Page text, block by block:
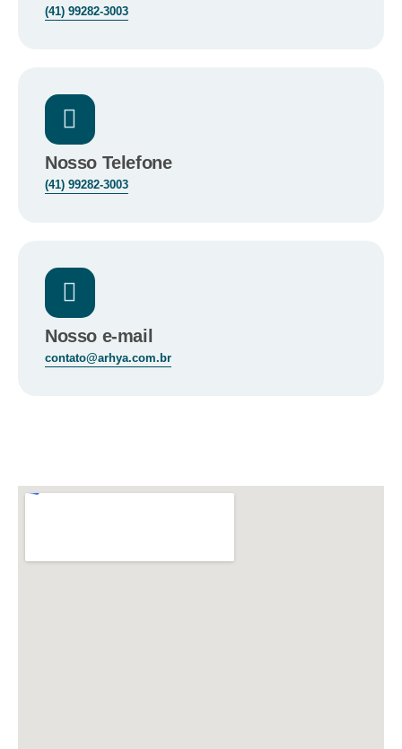
(41) 99282-3003
Nosso Telefone
(41) 99282-3003
Nosso e-mail
contato@arhya.com.br